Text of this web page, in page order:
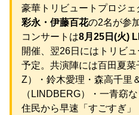
【画像】 芦田愛菜ちゃん「
♥」 NEW!
【物議】板倉滉”年収7億円”
「もういい」の声もｗｗｗ
【完全まとめ】がん保険・医
音とリアル体験談を徹底整理
元AKB社長、22億円申告漏
パチンコ京楽産業に譲渡【ノー
元AKB社長、22億円申告漏
パチンコ京楽産業に譲渡【ノー
豪華トリビュートプロジ
彩永・伊藤百花の2名が参
コンサートは8月25日(火)
開催、翌26日にはトリビ
予定。共演陣には百田夏
Z）・鈴木愛理・森高千里
（LINDBERG）・一青窈
住民から早速「すごすぎ